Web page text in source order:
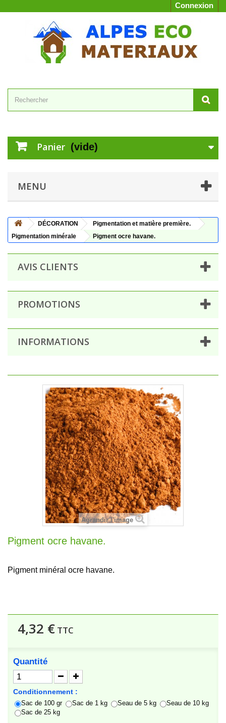
Connexion
Panier (vide)
MENU
DÉCORATION
Pigmentation et matière première.
Pigmentation minérale
Pigment ocre havane.
AVIS CLIENTS
PROMOTIONS
INFORMATIONS
Agrandir l'image
Pigment ocre havane.
Pigment minéral ocre havane.
4,32 € TTC
Quantité
Conditionnement :
Sac de 100 gr Sac de 1 kg Seau de 5 kg
Seau de 10 kg
Sac de 25 kg